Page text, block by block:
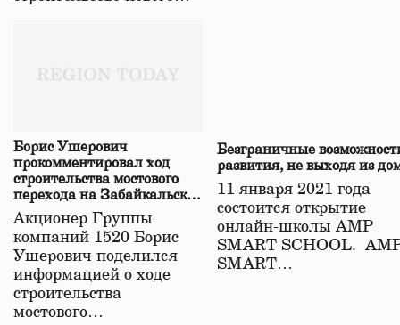
Борис Ушерович
прокомментировал ход
строительства мостового
перехода на Забайкальской
железной дороге
Акционер Группы
компаний 1520 Борис
Ушерович поделился
информацией о ходе
строительства
мостового…
Безграничные
развития, не выходя из
11 января 2021 года
состоится открытие
онлайн-школы АМР
SMART SCHOOL.
SMART…